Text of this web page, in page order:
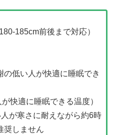
185cm前後まで対応）
低い人が快適に睡眠でき
快適に睡眠できる温度）
が寒さに耐えながら約6時
奨しません